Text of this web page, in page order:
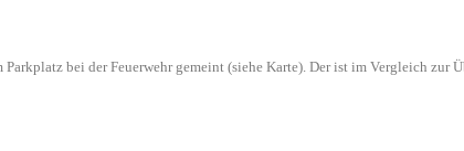
bei der Feuerwehr gemeint (siehe Karte). Der ist im Vergleich